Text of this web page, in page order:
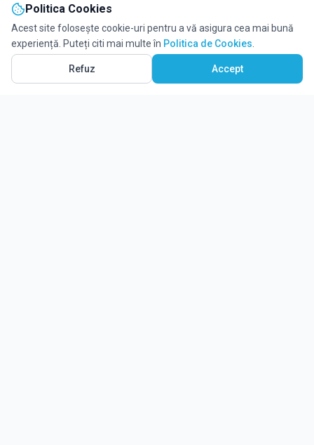
Politica Cookies
Acest site folosește cookie-uri pentru a vă asigura cea mai bună
experiență. Puteți citi mai multe în Politica de Cookies
Refuz Accept